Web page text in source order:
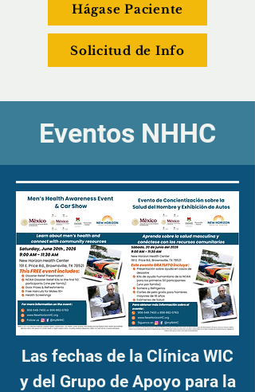
Hágase Paciente
Solicitud de Info
Eventos NHHC
Las fechas de la Clínica WIC
y del Grupo de Apoyo para la